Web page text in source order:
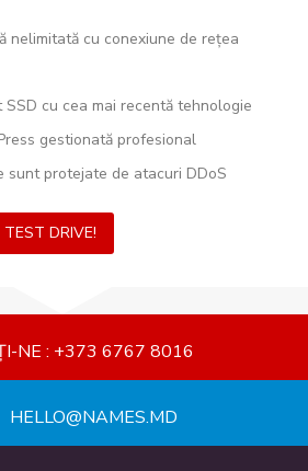
nelimitată cu conexiune de rețea
cu cea mai recentă tehnologie
gestionată profesional
sunt protejate de atacuri DDoS
TEST DRIVE!
NE : +373 6767 8016
HELLO@NAMES.MD